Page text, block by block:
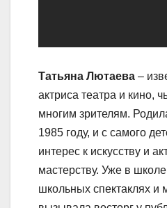
Татьяна Лютаева –
актриса театра и кино,
многим зрителям.
1985 году, и с самого
интерес к искусству и
мастерству. Уже в
школьных спектаклях и